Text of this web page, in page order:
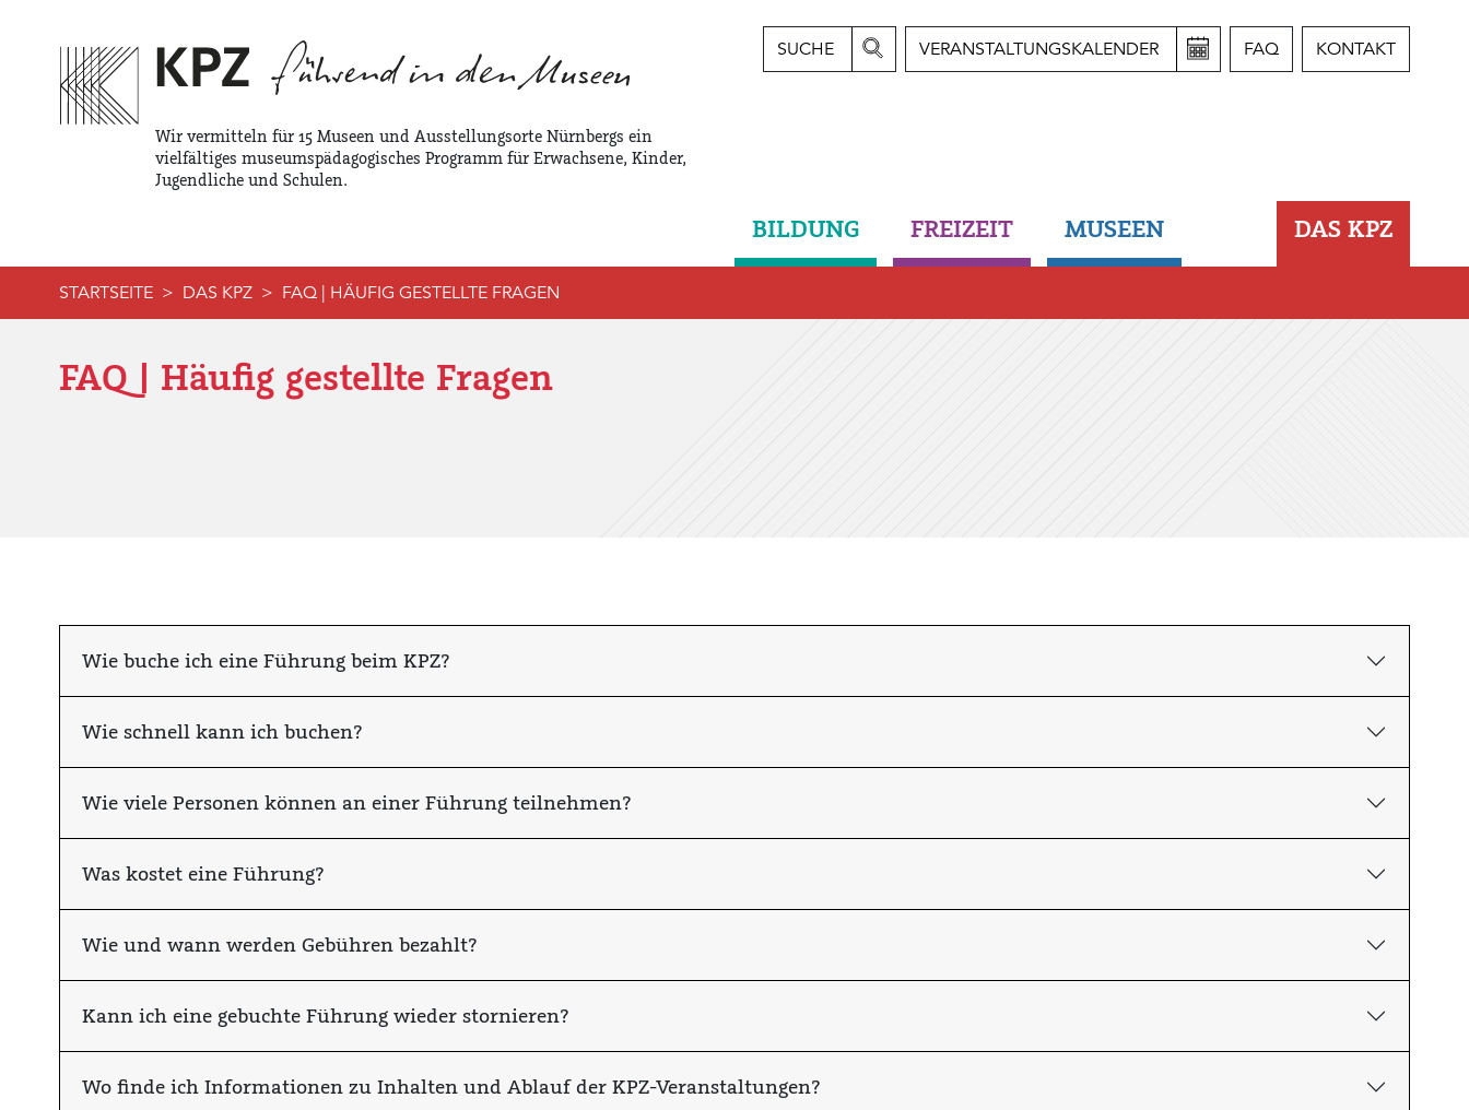
Wir vermitteln für 15 Museen und Ausstellungsorte Nürnbergs ein
vielfältiges museumspädagogisches Programm für Erwachsene, Kinder,
Jugendliche und Schulen.
SUCHE VERANSTALTUNGSKALENDER FAQ KONTAKT
BILDUNG FREIZEIT MUSEEN DAS KPZ
STARTSEITE DAS KPZ FAQ | HÄUFIG GESTELLTE FRAGEN
FAQ | Häufig gestellte Fragen
Wie buche ich eine Führung beim KPZ?
Wie schnell kann ich buchen?
Wie viele Personen können an einer Führung teilnehmen?
Was kostet eine Führung?
Wie und wann werden Gebühren bezahlt?
Kann ich eine gebuchte Führung wieder stornieren?
Wo finde ich Informationen zu Inhalten und Ablauf der KPZ-Veranstaltungen?